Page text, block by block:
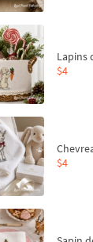
$4
$4